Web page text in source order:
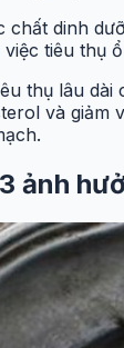
chất dinh
tiêu thụ
thụ lâu
và giảm
ảnh